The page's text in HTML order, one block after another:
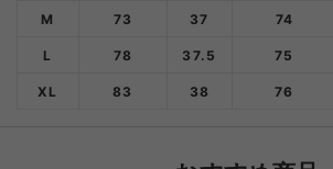
M
73 37 74
L
78 37.5 75
XL
83 38 76